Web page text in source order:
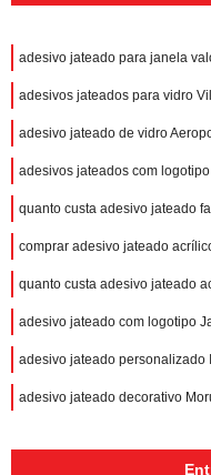
adesivo jateado para janela
adesivos jateados para vidro
adesivo jateado de vidro
adesivos jateados com
quanto custa adesivo jateado
comprar adesivo jateado
quanto custa adesivo jateado
adesivo jateado com logotipo
adesivo jateado personalizado
adesivo jateado decorativo